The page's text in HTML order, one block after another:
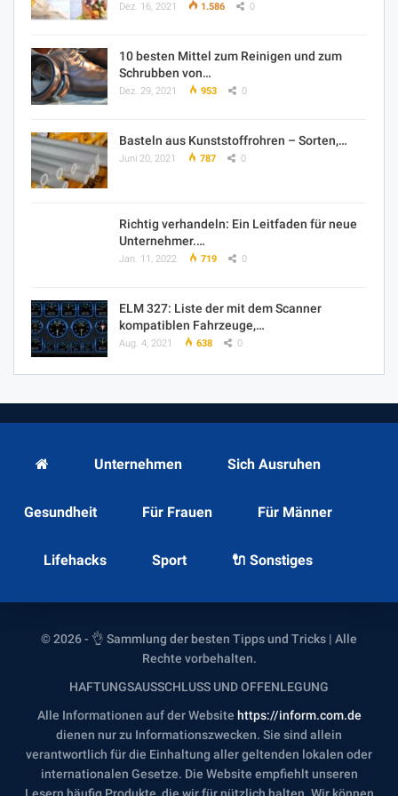
Dez. 16, 2021 1.586 0
10 besten Mittel zum Reinigen und zum
Schrubben von…
Dez. 29, 2021 953 0
Basteln aus Kunststoffrohren – Sorten,…
Juni 20, 2021 787 0
Richtig verhandeln: Ein Leitfaden für neue
Unternehmer.…
Jan. 11, 2022 719 0
ELM 327: Liste der mit dem Scanner
kompatiblen Fahrzeuge,…
Aug. 4, 2021 638 0
Unternehmen Sich Ausruhen
Gesundheit Für Frauen Für Männer
Lifehacks Sport 🔌 Sonstiges
© 2026 - 👌 Sammlung der besten Tipps und Tricks | Alle
Rechte vorbehalten.
HAFTUNGSAUSSCHLUSS UND OFFENLEGUNG
Alle Informationen auf der Website https://inform.com.de
dienen nur zu Informationszwecken. Sie sind allein
verantwortlich für die Einhaltung aller geltenden lokalen oder
internationalen Gesetze. Die Website empfiehlt unseren